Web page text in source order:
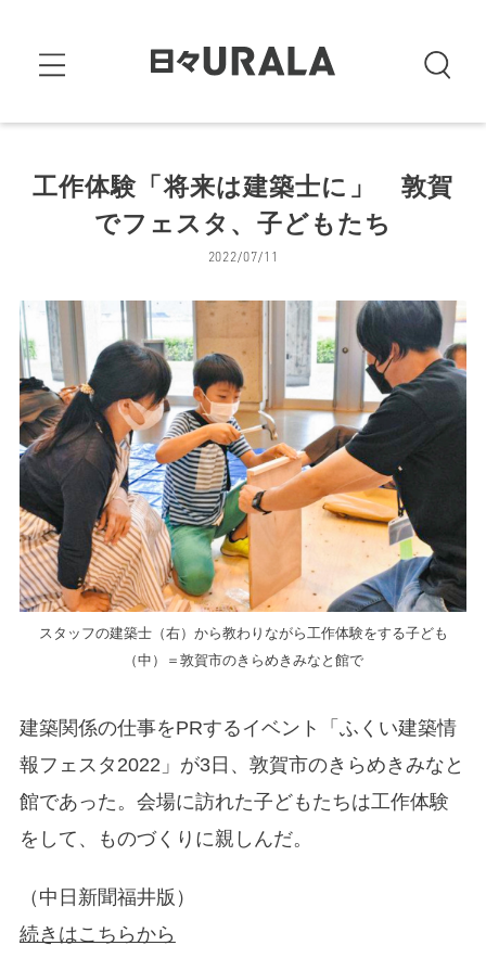
工作体験「将来は建築士に」 敦賀
でフェスタ、子どもたち
2022/07/11
スタッフの建築士（右）から教わりながら工作体験をする子ども
（中）＝敦賀市のきらめきみなと館で
建築関係の仕事をPRするイベント「ふくい建築情
報フェスタ2022」が3日、敦賀市のきらめきみなと
館であった。会場に訪れた子どもたちは工作体験
をして、ものづくりに親しんだ。
（中日新聞福井版）
続きはこちらから